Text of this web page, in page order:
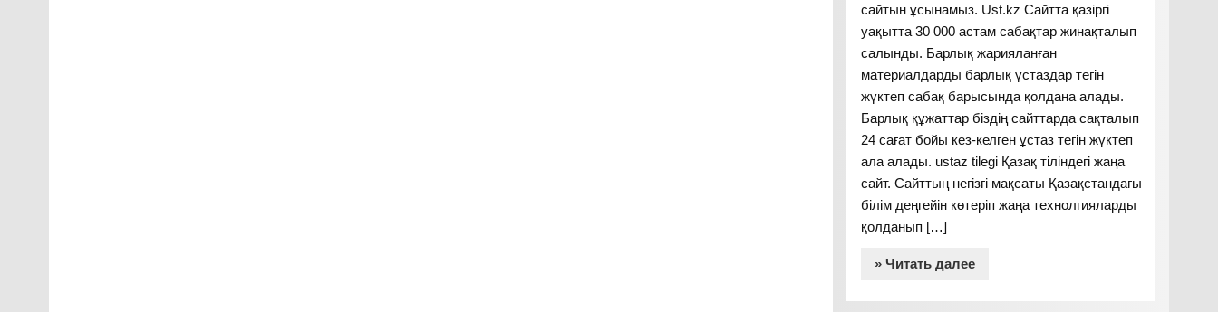
сайтын ұсынамыз. Ust.kz Сайтта қазіргі
уақытта 30 000 астам сабақтар жинақталып
салынды. Барлық жарияланған
материалдарды барлық ұстаздар тегін
жүктеп сабақ барысында қолдана алады.
Барлық құжаттар біздің сайттарда сақталып
24 сағат бойы кез-келген ұстаз тегін жүктеп
ала алады. ustaz tilegi Қазақ тіліндегі жаңа
сайт. Сайттың негізгі мақсаты Қазақстандағы
білім деңгейін көтеріп жаңа технолгияларды
қолданып […]
» Читать далее